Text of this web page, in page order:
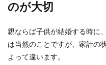
のが大切
親ならば子供が結婚する時に
は当然のことですが、家計の
よって違います。